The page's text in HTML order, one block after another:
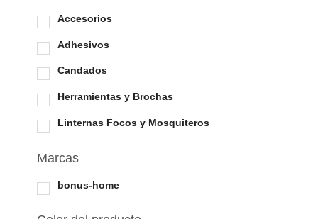
Accesorios
Adhesivos
Candados
Herramientas y Brochas
Linternas Focos y Mosquiteros
Marcas
bonus-home